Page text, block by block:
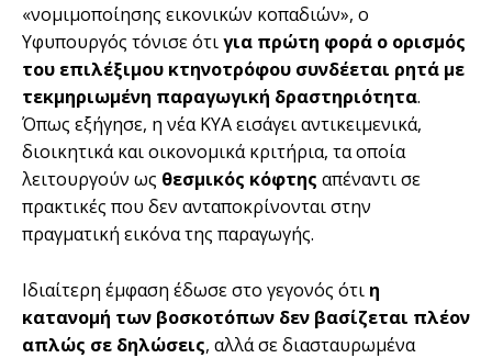
«νομιμοποίησης εικονικών κοπαδιών», ο
Υφυπουργός τόνισε ότιγια πρώτη φορά ο ορισμός
του επιλέξιμου κτηνοτρόφου συνδέεται ρητά με
τεκμηριωμένη παραγωγική δραστηριότητα.
Όπως εξήγησε, η νέα ΚΥΑ εισάγει αντικειμενικά,
διοικητικά και οικονομικά κριτήρια, τα οποία
λειτουργούν ως θεσμικός κόφτης απέναντι σε
πρακτικές που δεν ανταποκρίνονται στην
πραγματική εικόνα της παραγωγής.
Ιδιαίτερη έμφαση έδωσε στο γεγονός ότι η
κατανομή των βοσκοτόπων δεν βασίζεται πλέον
απλώς σε δηλώσεις, αλλά σε διασταυρωμένα